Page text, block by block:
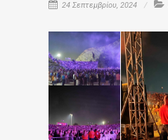
24 Σεπτεμβρίου, 2024